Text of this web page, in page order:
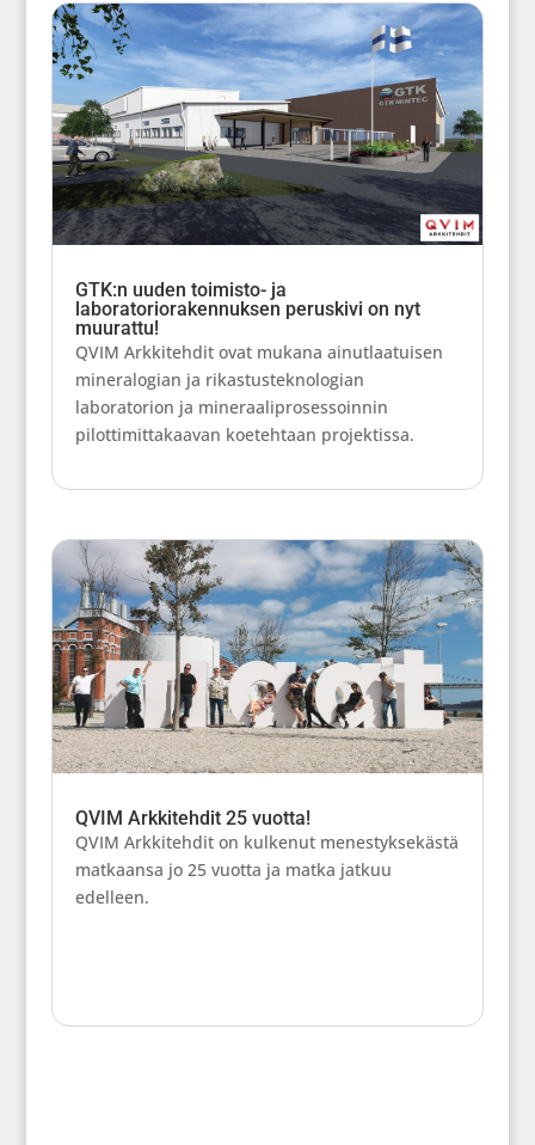
GTK:n uuden toimisto- ja
laboratoriorakennuksen peruskivi on nyt
muurattu!
QVIM Arkkitehdit ovat mukana ainutlaatuisen
mineralogian ja rikastusteknologian
laboratorion ja mineraaliprosessoinnin
pilottimittakaavan koetehtaan projektissa.
QVIM Arkkitehdit 25 vuotta!
QVIM Arkkitehdit on kulkenut menestyksekästä
matkaansa jo 25 vuotta ja matka jatkuu
edelleen.